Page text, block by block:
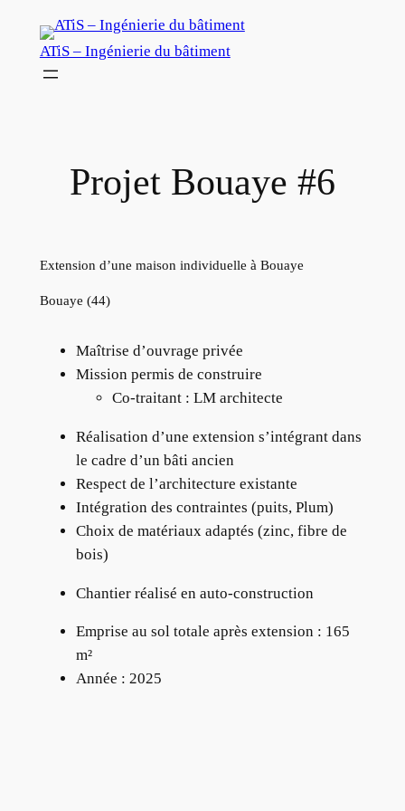
ATiS – Ingénierie du bâtiment
Projet Bouaye #6
Extension d’une maison individuelle à Bouaye
Bouaye (44)
Maîtrise d’ouvrage privée
Mission permis de construire
Co-traitant : LM architecte
Réalisation d’une extension s’intégrant dans
le cadre d’un bâti ancien
Respect de l’architecture existante
Intégration des contraintes (puits, Plum)
Choix de matériaux adaptés (zinc, fibre de
bois)
Chantier réalisé en auto-construction
Emprise au sol totale après extension : 165
m²
Année : 2025